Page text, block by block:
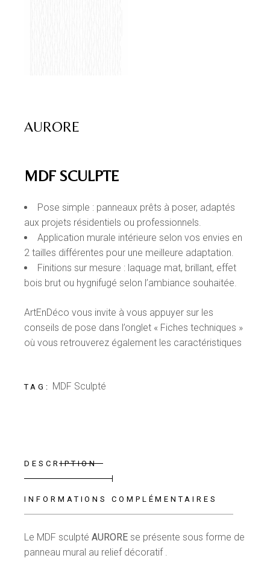
AURORE
MDF SCULPTE
Pose simple : panneaux prêts à poser, adaptés
aux projets résidentiels ou professionnels.
Application murale intérieure selon vos envies en
2 tailles différentes pour une meilleure adaptation.
Finitions sur mesure : laquage mat, brillant, effet
bois brut ou hygnifugé selon l’ambiance souhaitée.
ArtEnDéco vous invite à vous appuyer sur les
conseils de pose dans l’onglet « Fiches techniques »
où vous retrouverez également les caractéristiques
TAG: MDF Sculpté
DESCRIPTION
INFORMATIONS COMPLÉMENTAIRES
Le MDF sculptéAURORE se présente sous forme de
panneau mural au relief décoratif .